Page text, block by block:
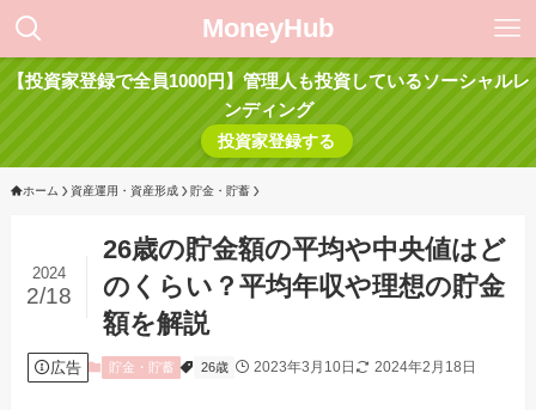
MoneyHub
【投資家登録で全員1000円】管理人も投資しているソーシャルレ
ンディング
投資家登録する
ホーム 資産運用・資産形成 貯金・貯蓄
26歳の貯金額の平均や中央値はど
のくらい？平均年収や理想の貯金
額を解説
2024
2/18
広告 貯金・貯蓄 26歳 2023年3月10日 2024年2月18日